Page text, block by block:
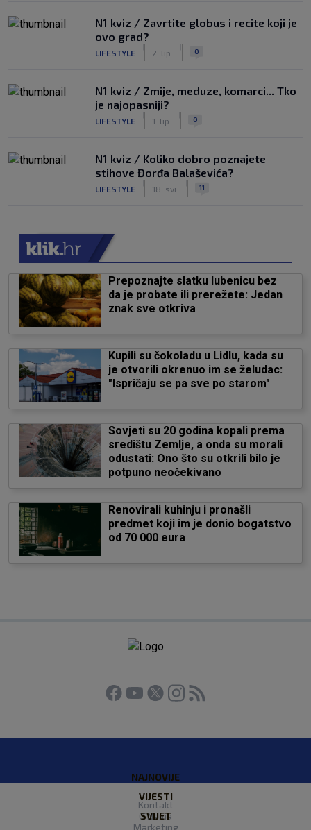
N1 kviz / Zavrtite globus i recite koji je
ovo grad?
LIFESTYLE 2. lip. 0
N1 kviz / Zmije, meduze, komarci... Tko
je najopasniji?
LIFESTYLE 1. lip. 0
N1 kviz / Koliko dobro poznajete
stihove Đorđa Balaševića?
LIFESTYLE 18. svi. 11
Prepoznajte slatku lubenicu bez
da je probate ili prerežete: Jedan
znak sve otkriva
Kupili su čokoladu u Lidlu, kada su
je otvorili okrenuo im se želudac:
"Ispričaju se pa sve po starom"
Sovjeti su 20 godina kopali prema
središtu Zemlje, a onda su morali
odustati: Ono što su otkrili bilo je
potpuno neočekivano
Renovirali kuhinju i pronašli
predmet koji im je donio bogatstvo
od 70 000 eura
NAJNOVIJE
VIJESTI
SVIJET
Kontakt
O Nama
Marketing